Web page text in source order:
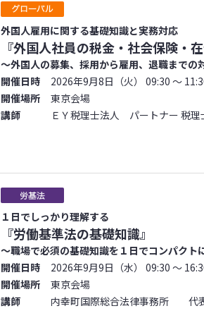
外国人雇用に関する基礎知識と実務対応
『外国人社員の税金・社会保険・
～外国人の募集、採用から雇用、退職までの
開催日時
2026年9月8日（火） 09:30 ～
開催場所
東京会場
講師
ＥＹ税理士法人 パートナー
１日でしっかり理解する
『労働基準法の基礎知識』
～職場で必須の基礎知識を１日でコンパクト
開催日時
2026年9月9日（水） 09:30 ～
開催場所
東京会場
講師
内幸町国際総合法律事務所